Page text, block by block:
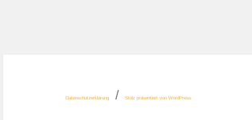
Datenschutzerklärung Stolz präsentiert von WordPress